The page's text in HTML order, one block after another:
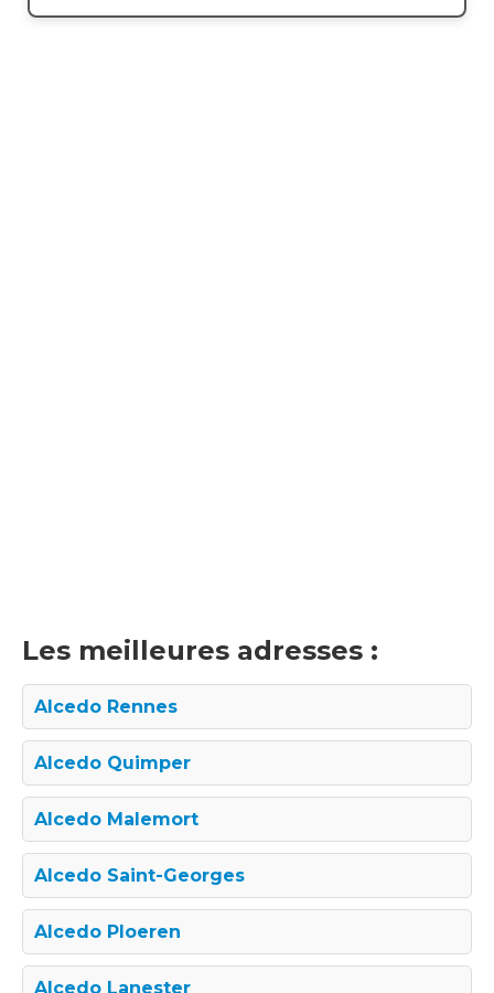
Les meilleures adresses :
Alcedo Rennes
Alcedo Quimper
Alcedo Malemort
Alcedo Saint-Georges
Alcedo Ploeren
Alcedo Lanester